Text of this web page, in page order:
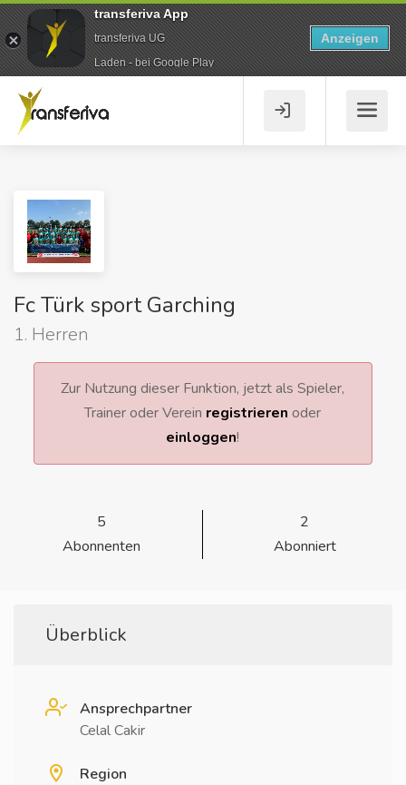
Fc Türk sport Garching
1. Herren
Zur Nutzung dieser Funktion, jetzt als Spieler,
Trainer oder Verein registrieren oder
einloggen!
5
Abonnenten
2
Abonniert
Überblick
Ansprechpartner
Celal Cakir
Region
transferiva App
transferiva UG
Laden - bei Google Play
Anzeigen